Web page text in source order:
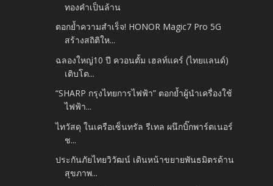
ทองคำเป็นล้าน
ตอกย้ำความสำเร็จ! HONOR Magic7 Pro 5G
สร้างสถิติให...
ฉลองใหญ่10 ปี ควอนตั้ม เฮลท์แคร์ (ไทยแลนด์)
เติบโต...
“SHARP กรุงไทยการไฟฟ้า” ตอกย้ำผู้นำเครื่องใช้
ไฟฟ้า...
ไทวัสดุ ในเครือเซ็นทรัล รีเทล ผนึกบิ๊กพาร์ตเนอร์
ช...
ประกันภัยไทยวิวัฒน์ เดินหน้าขยายพันธมิตรด้าน
สุขภาพ...